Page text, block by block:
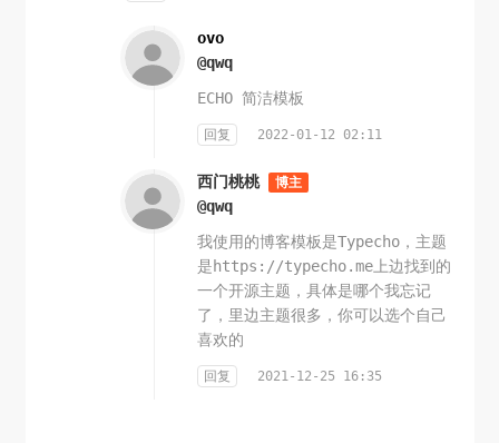
ovo
@qwq
ECHO 简洁模板
回复 2022-01-12 02:11
西门桃桃 博主
@qwq
我使用的博客模板是Typecho，主题
是https://typecho.me上边找到的
一个开源主题，具体是哪个我忘记
了，里边主题很多，你可以选个自己
喜欢的
回复 2021-12-25 16:35